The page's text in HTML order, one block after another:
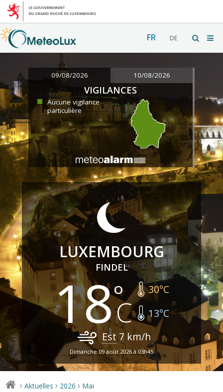
FR DE
09/08/2026 10/08/2026
VIGILANCES
Aucune vigilance
particulière
LUXEMBOURG
FINDEL
18 30°C
13°C
Est7 km/h
Dimanche 09 août 2026 à 03h45
> Aktuelles > 2026 > Mai